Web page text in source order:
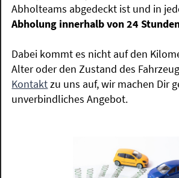
Abholteams abgedeckt ist und in
Abholung innerhalb von 24
Dabei kommt es nicht auf den
Alter oder den Zustand des
Kontaktzu uns auf, wir machen Dir
unverbindliches Angebot.